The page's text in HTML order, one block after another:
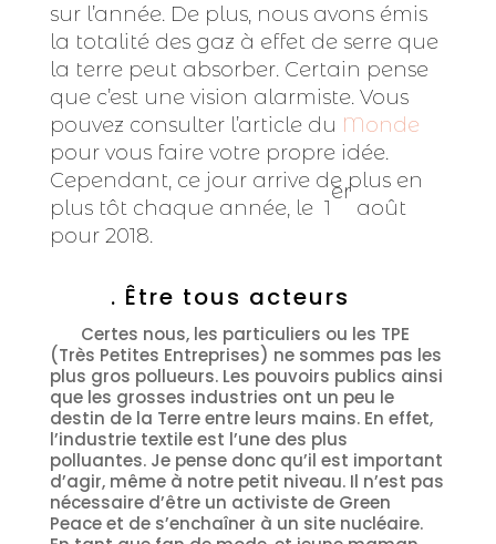
sur l’année. De plus, nous avons émis
la totalité des gaz à effet de serre que
la terre peut absorber. Certain pense
que c’est une vision alarmiste. Vous
pouvez consulter l’article du Monde
pour vous faire votre propre idée.
Cependant, ce jour arrive de plus en
plus tôt chaque année, le 1
er
août
pour 2018.
. Être tous acteurs
Certes nous, les particuliers ou les TPE
(Très Petites Entreprises) ne sommes pas les
plus gros pollueurs. Les pouvoirs publics ainsi
que les grosses industries ont un peu le
destin de la Terre entre leurs mains. En effet,
l’industrie textile est l’une des plus
polluantes. Je pense donc qu’il est important
d’agir, même à notre petit niveau. Il n’est pas
nécessaire d’être un activiste de Green
Peace et de s’enchaîner à un site nucléaire.